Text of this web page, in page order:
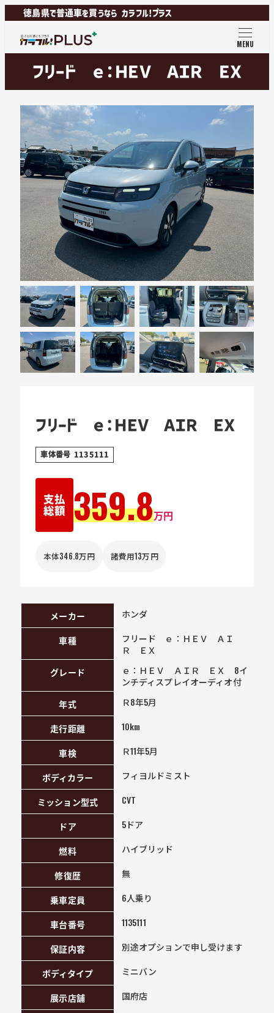
徳島県で普通車を買うなら カラフル!プラス
MENU
フリード ｅ：ＨＥＶ ＡＩＲ ＥＸ
フリード ｅ：ＨＥＶ ＡＩＲ ＥＸ
車体番号 1135111
支払
総額
359.8万円
本体346.8万円 諸費用13万円
メーカー ホンダ
車種
フリード ｅ：ＨＥＶ ＡＩ
Ｒ ＥＸ
グレード
ｅ：ＨＥＶ ＡＩＲ ＥＸ 8イ
ンチディスプレイオーディオ付
年式
Ｒ8年5月
走行距離 10km
車検 Ｒ11年5月
ボディカラー フィヨルドミスト
ミッション型式 CVT
ドア 5ドア
燃料 ハイブリッド
修復歴 無
乗車定員 6人乗り
車台番号 1135111
保証内容 別途オプションで申し受けます
ボディタイプ ミニバン
展示店舗 国府店